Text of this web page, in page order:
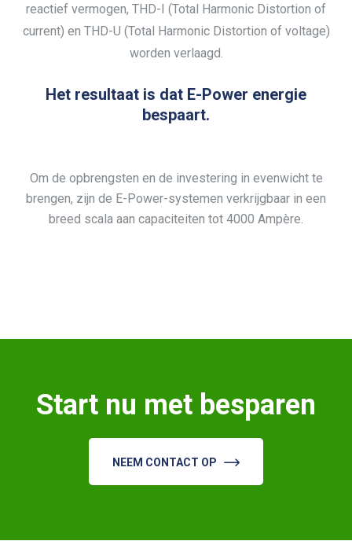
reactief vermogen, THD-I (Total Harmonic Distortion of
current) en THD-U (Total Harmonic Distortion of voltage)
worden verlaagd.
Het resultaat is dat E-Power energie
bespaart.
Om de opbrengsten en de investering in evenwicht te
brengen, zijn de E-Power-systemen verkrijgbaar in een
breed scala aan capaciteiten tot 4000 Ampère.
Start nu met besparen
NEEM CONTACT OP